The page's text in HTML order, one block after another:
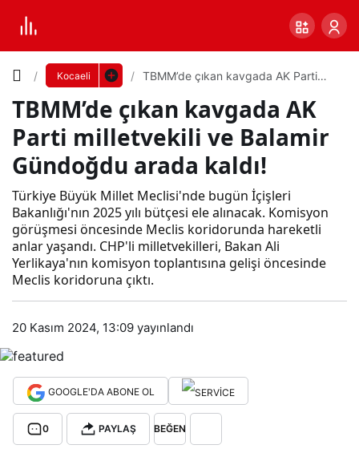
Kocaeli
TBMM’de çıkan kavgada AK Parti
arada kaldı!
TBMM’de çıkan kavgada AK
Parti milletvekili ve Balamir
Gündoğdu arada kaldı!
Türkiye Büyük Millet Meclisi'nde bugün İçişleri
Bakanlığı'nın 2025 yılı bütçesi ele alınacak. Komisyon
görüşmesi öncesinde Meclis koridorunda hareketli
anlar yaşandı. CHP'li milletvekilleri, Bakan Ali
Yerlikaya'nın komisyon toplantısına gelişi öncesinde
Meclis koridoruna çıktı.
20 Kasım 2024, 13:09 yayınlandı
GOOGLE'DA ABONE OL
0 PAYLAŞ BEĞEN
TB
MM’
de
çıka
kav
gad
Yazı
Boyutunu
Küçük 100% Dev
Varsayılana
0